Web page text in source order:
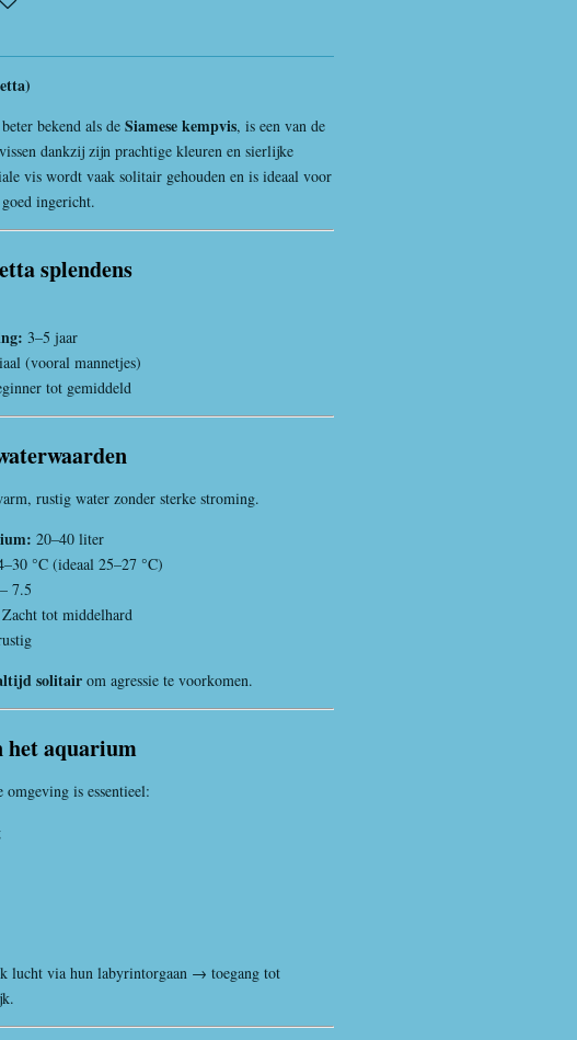
bekend als de Siamese kempvis, is een van de
dankzij zijn prachtige kleuren en sierlijke
vis wordt vaak solitair gehouden en is ideaal voor
ingericht.
splendens
3–5 jaar
(vooral mannetjes)
tot gemiddeld
rustig water zonder sterke stroming.
20–40 liter
°C (ideaal 25–27 °C)
7.5
Zacht tot middelhard
solitair om agressie te voorkomen.
aquarium
is essentieel:
lucht via hun labyrintorgaan → toegang tot